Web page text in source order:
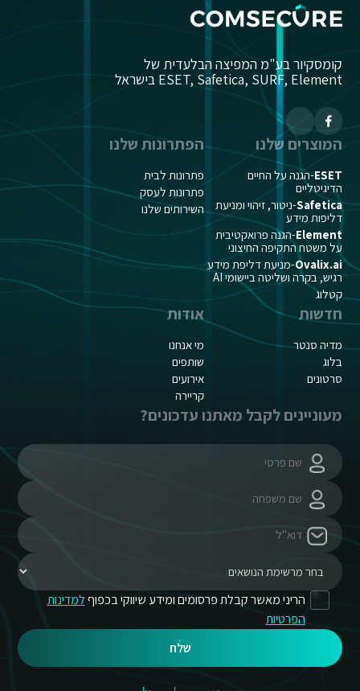
קומסקיור בע"מ המפיצה הבלעדית של
ESET, Safetica, SURF, Element בישראל
המוצרים שלנו
ESET-הגנה על החיים
הדיגיטליים
Safetica-ניטור, זיהוי ומניעת
דליפות מידע
Element-הגנה פרואקטיבית
על משטח התקיפה החיצוני
Ovalix.ai-מניעת דליפת מידע
רגיש, בקרה ושליטה ביישומי AI
קטלוג
הפתרונות שלנו
פתרונות לבית
פתרונות לעסק
השירותים שלנו
חדשות
מדיה סנטר
בלוג
סרטונים
אודות
מי אנחנו
שותפים
אירועים
קריירה
מעוניינים לקבל מאתנו עדכונים?
הריני מאשר קבלת פרסומים ומידע שיווקי בכפוףלמדינות
הפרטיות
שלח